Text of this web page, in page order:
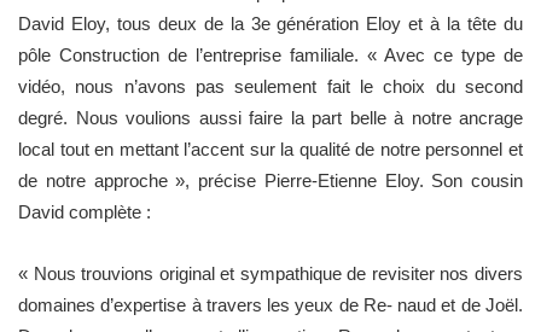
David Eloy, tous deux de la 3e génération Eloy et à la tête du
pôle Construction de l’entreprise familiale. « Avec ce type de
vidéo, nous n’avons pas seulement fait le choix du second
degré. Nous voulions aussi faire la part belle à notre ancrage
local tout en mettant l’accent sur la qualité de notre personnel et
de notre approche », précise Pierre-Etienne Eloy. Son cousin
David complète :
« Nous trouvions original et sympathique de revisiter nos divers
domaines d’expertise à travers les yeux de Re- naud et de Joël.